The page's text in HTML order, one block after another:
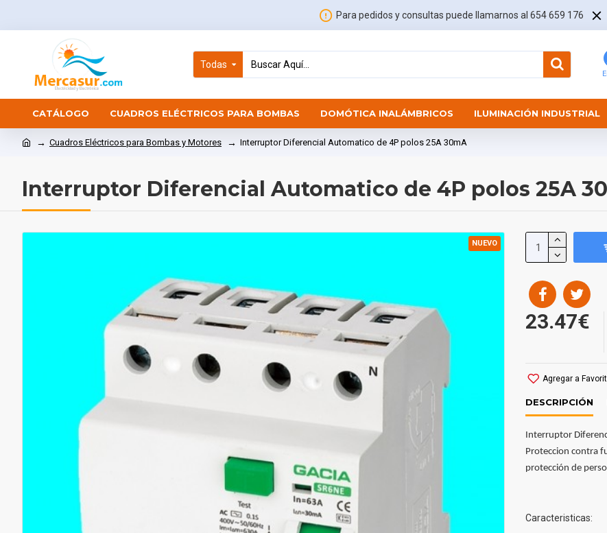
Para pedidos y consultas puede llamarnos al 654 659 176
Todas
CATÁLOGO CUADROS ELÉCTRICOS PARA BOMBAS DOMÓTICA INALÁMBRICOS ILUMINACIÓN INDUSTRIAL
Cuadros Eléctricos para Bombas y Motores Interruptor Diferencial Automatico de 4P polos 25A 30mA
Interruptor Diferencial Automatico de 4P polos 25A
NUEVO
23.47€
Agregar a
DESCRIPCIÓN
Interruptor
Proteccion contra
protección de
Caracteristicas: